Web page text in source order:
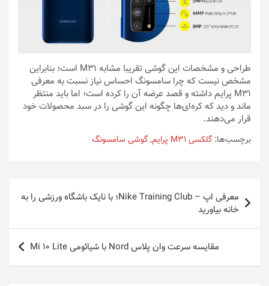
طراحی و مشخصات این گوشی تقریبا مشابه M31 است؛ بنابراین
مشخص نیست که چرا سامسونگ احساس نیاز نسبت به معرفی
M31 پرایم داشته و قصد عرضه آن را کرده است؛ اما باید منتظر
ماند و دید که کره‌ای‌ها چگونه این گوشی را در سبد محصولات خود
قرار می‌دهند.
برچسب‌ها: گلکسی M31 پرایم ,گوشی سامسونگ
راهبری
نوشته
معرفی اپ – Nike Training Club؛ با نایک باشگاه ورزشی را به
خانه بیاورید
مقایسه سرعت وان پلاس Nord با شیائومی Mi 10 Lite